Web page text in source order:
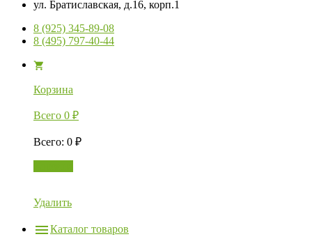
ул. Братиславская, д.16, корп.1
8 (925) 345-89-08
8 (495) 797-40-44
Корзина
Всего 0 ₽
Всего: 0 ₽
Удалить
Каталог товаров